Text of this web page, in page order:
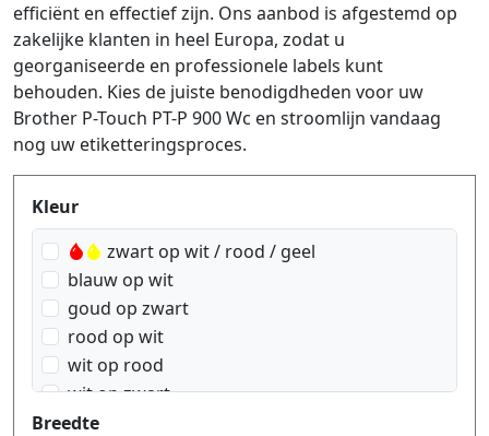
efficiënt en effectief zijn. Ons aanbod is afgestemd op
zakelijke klanten in heel Europa, zodat u
georganiseerde en professionele labels kunt
behouden. Kies de juiste benodigdheden voor uw
Brother P-Touch PT-P 900 Wc en stroomlijn vandaag
nog uw etiketteringsproces.
Produktfilter
Kleur
zwart op wit / rood / geel
blauw op wit
goud op zwart
rood op wit
wit op rood
wit op zwart
zwart op blauw
Breedte